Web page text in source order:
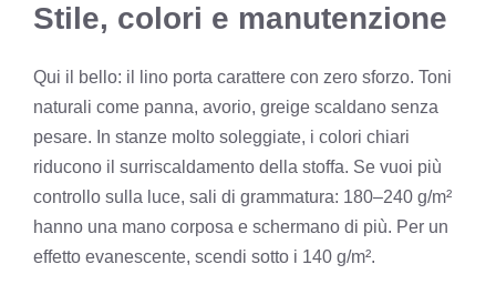
Stile, colori e manutenzione
Qui il bello: il lino porta carattere con zero sforzo. Toni
naturali come panna, avorio, greige scaldano senza
pesare. In stanze molto soleggiate, i colori chiari
riducono il surriscaldamento della stoffa. Se vuoi più
controllo sulla luce, sali di grammatura: 180–240 g/m²
hanno una mano corposa e schermano di più. Per un
effetto evanescente, scendi sotto i 140 g/m².